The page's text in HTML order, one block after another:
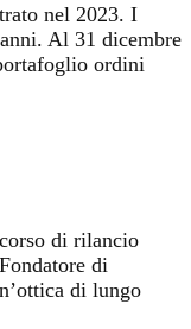
nel 2023. I
Al 31 dicembre
ordini
di rilancio
di
di lungo